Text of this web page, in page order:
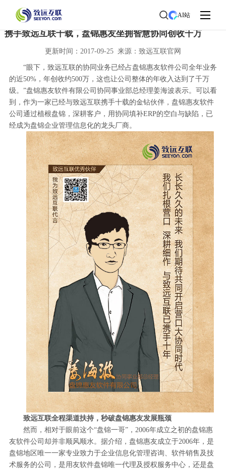
AI站
首页>了解致远>新闻中心
携手致远互联十载，盘锦惠友坐拥智慧协同创收千万
更新时间：2017-09-25 来源：致远互联官网
“眼下，致远互联的协同业务已经占盘锦惠友软件公司全年业务
的近50%，年创收约500万，这也让公司整体的年收入达到了千万
级。”盘锦惠友软件有限公司协同事业部总经理姜海波表示。可以看
到，作为一家已经与致远互联携手十载的金钻伙伴，盘锦惠友软件
公司通过植根盘锦，深耕客户，用协同填补ERP的空白与缺陷，已
经成为盘锦企业管理信息化的龙头厂商。
致远互联全程渠道扶持，秒破盘锦惠友发展瓶颈
然而，相对于眼前这个“盘锦一哥”，2006年成立之初的盘锦惠
友软件公司却并非顺风顺水。据介绍，盘锦惠友成立于2006年，是
盘锦地区唯一一家专业致力于企业信息化管理咨询、软件销售及技
术服务的公司，是用友软件盘锦唯一代理及授权服务中心，还是盘